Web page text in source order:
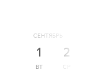
СЕНТЯБРЬ
1
ВТ
2